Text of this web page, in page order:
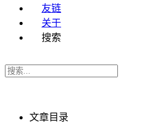
友链
关于
搜索
文章目录